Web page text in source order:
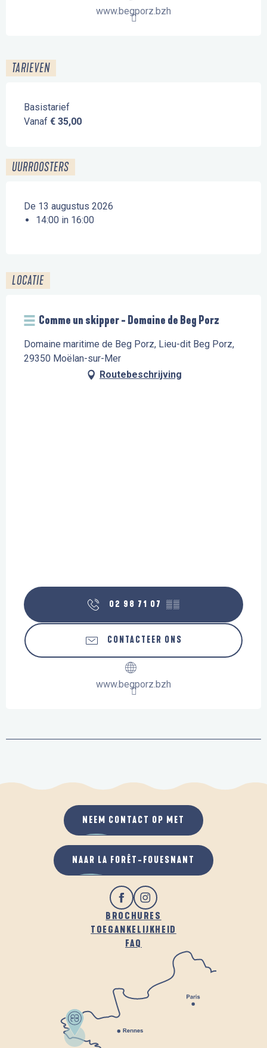
www.begporz.bzh
TARIEVEN
Basistarief
Vanaf € 35,00
UURROOSTERS
De 13 augustus 2026
14:00 in 16:00
LOCATIE
Comme un skipper - Domaine de Beg Porz
Domaine maritime de Beg Porz, Lieu-dit Beg Porz,
29350 Moëlan-sur-Mer
Routebeschrijving
02 98 71 07 ▒▒
CONTACTEER ONS
www.begporz.bzh
BROCHURES
TOEGANKELIJKHEID
FAQ
NEEM CONTACT OP MET
NAAR LA FORÊT-FOUESNANT